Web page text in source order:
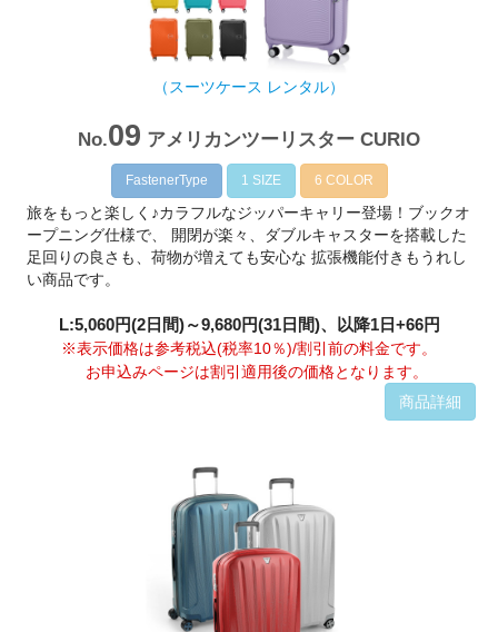
（スーツケース レンタル）
No.09 アメリカンツーリスター CURIO
FastenerType 1 SIZE 6 COLOR
旅をもっと楽しく♪カラフルなジッパーキャリー登場！ブックオ
ープニング仕様で、 開閉が楽々、ダブルキャスターを搭載した
足回りの良さも、荷物が増えても安心な 拡張機能付きもうれし
い商品です。
L:5,060円(2日間)～9,680円(31日間)、以降1日+66円
※表示価格は参考税込(税率10％)/割引前の料金です。
お申込みページは割引適用後の価格となります。
商品詳細